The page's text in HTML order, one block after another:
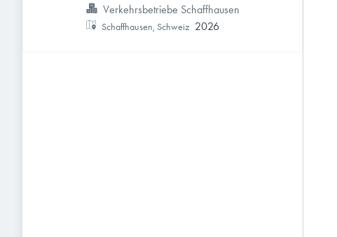
Verkehrsbetriebe Schaffhausen
Schaffhausen, Schweiz 2026